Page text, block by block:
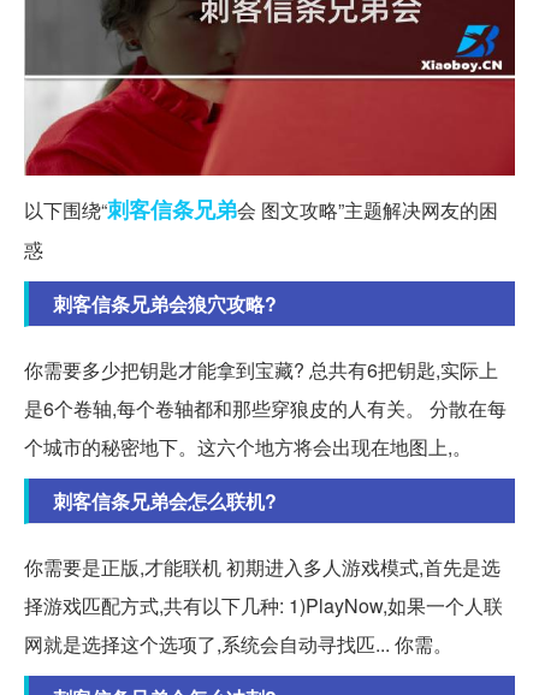
以下围绕“刺客信条兄弟会 图文攻略”主题解决网友的困
惑
刺客信条兄弟会狼穴攻略?
你需要多少把钥匙才能拿到宝藏? 总共有6把钥匙,实际上
是6个卷轴,每个卷轴都和那些穿狼皮的人有关。 分散在每
个城市的秘密地下。这六个地方将会出现在地图上,。
刺客信条兄弟会怎么联机?
你需要是正版,才能联机 初期进入多人游戏模式,首先是选
择游戏匹配方式,共有以下几种: 1)PlayNow,如果一个人联
网就是选择这个选项了,系统会自动寻找匹... 你需。